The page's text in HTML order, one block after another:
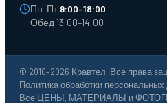
Пн–Пт9:00–18:00
Обед 13:00–14:00
© 2010–2026 Кравтел. Все права
Политика обработки
Все ЦЕНЫ, МАТЕРИАЛЫ и